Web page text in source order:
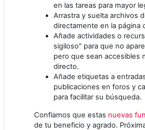
en las tareas para mayor
Arrastra y suelta archivos
directamente en la página
Añade actividades o
sigiloso" para que no
pero que sean accesibles
directo.
Añade etiquetas a
publicaciones en foros y
para facilitar su búsqueda.
Confiamos que estas nuevas
de tu beneficio y agrado.